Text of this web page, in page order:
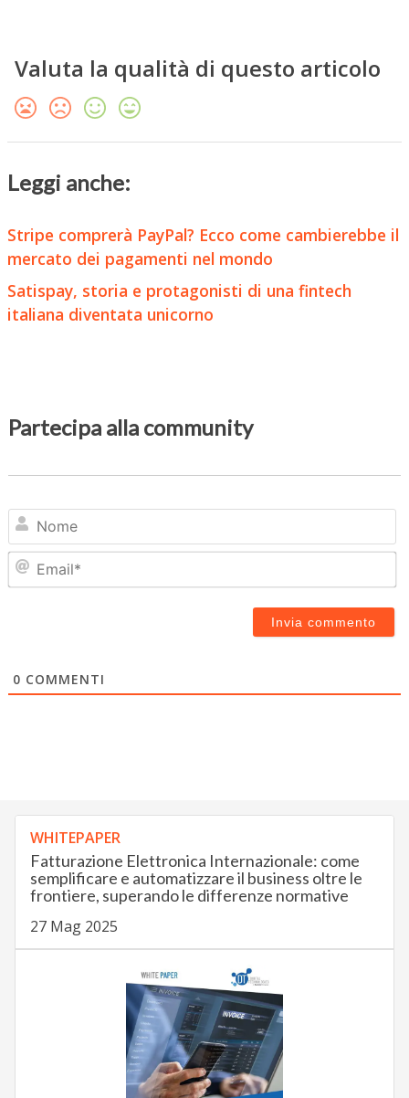
Valuta la qualità di questo articolo
Leggi anche:
Stripe comprerà PayPal? Ecco come cambierebbe il
mercato dei pagamenti nel mondo
Satispay, storia e protagonisti di una fintech
italiana diventata unicorno
Partecipa alla community
0 COMMENTI
WHITEPAPER
Fatturazione Elettronica Internazionale: come
semplificare e automatizzare il business oltre le
frontiere, superando le differenze normative
27 Mag 2025